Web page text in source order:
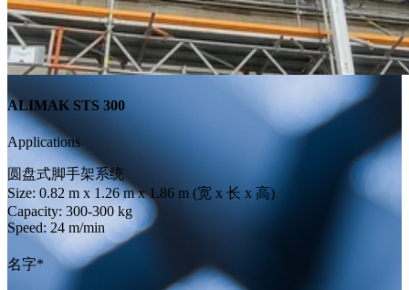
ALIMAK STS 300
Applications
圆盘式脚手架系统
Size: 0.82 m x 1.26 m x 1.86 m (宽 x 长 x 高)
Capacity: 300-300 kg
Speed: 24 m/min
名字*